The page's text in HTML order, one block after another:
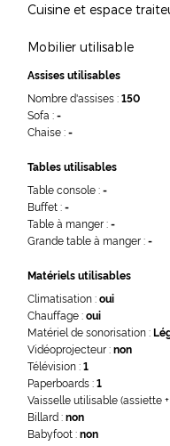
Cuisine et espace
Mobilier utilisable
Assises utilisables
Nombre d'assises :150
Sofa :-
Chaise :-
Tables utilisables
Table console :-
Buffet :-
Table à manger :-
Grande table à manger :-
Matériels utilisables
Climatisation :oui
Chauffage :oui
Matériel de sonorisation :
Vidéoprojecteur :non
Télévision :1
Paperboards :1
Vaisselle utilisable (assiette
Billard :non
Babyfoot :non